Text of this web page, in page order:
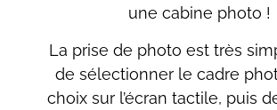
une cabine photo !
La prise de photo est très
de sélectionner le cadre
choix sur l’écran tactile, puis